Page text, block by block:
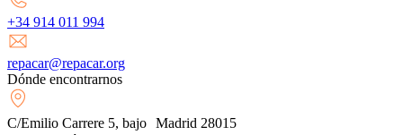
+34 914 011 994
repacar@repacar.org
Dónde encontrarnos
C/Emilio Carrere 5, bajo Madrid 28015